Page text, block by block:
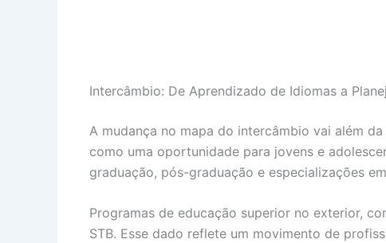
Intercâmbio: De Aprendizado de Idiomas a
A mudança no mapa do intercâmbio vai além
como uma oportunidade para jovens e
graduação, pós-graduação e especializações
Programas de educação superior no exterior,
STB. Esse dado reflete um movimento de